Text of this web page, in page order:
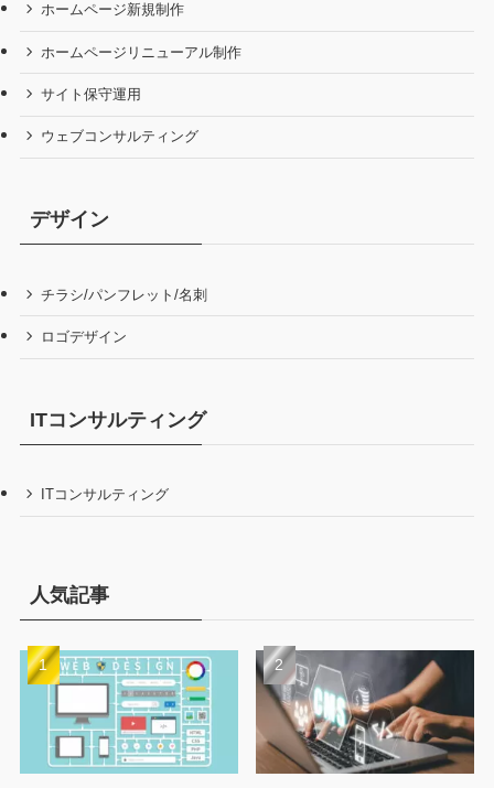
ホームページ新規制作
ホームページリニューアル制作
サイト保守運用
ウェブコンサルティング
デザイン
チラシ/パンフレット/名刺
ロゴデザイン
ITコンサルティング
ITコンサルティング
人気記事